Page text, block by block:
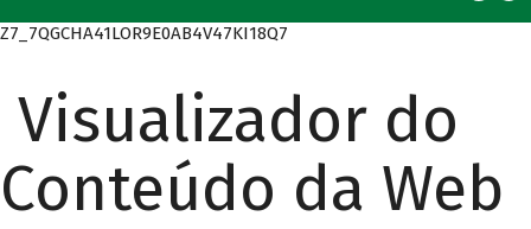
Z7_7QGCHA41LOR9E0AB4V47KI18Q7
Visualizador do
Conteúdo da Web